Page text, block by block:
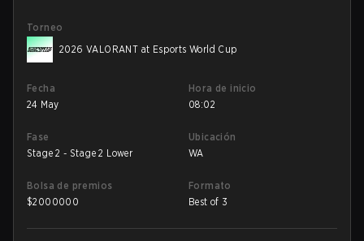
Torneo
2026 VALORANT at Esports World Cup
Fecha
24 May
Hora de inicio
08:02
Fase
Stage 2 - Stage 2 Lower
Ubicación
WA
Bolsa de premios
$2000000
Formato
Best of 3